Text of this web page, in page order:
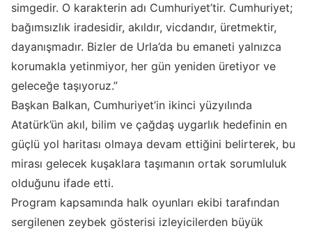
simgedir. O karakterin adı Cumhuriyet’tir. Cumhuriyet;
bağımsızlık iradesidir, akıldır, vicdandır, üretmektir,
dayanışmadır. Bizler de Urla’da bu emaneti yalnızca
korumakla yetinmiyor, her gün yeniden üretiyor ve
geleceğe taşıyoruz.”
Başkan Balkan, Cumhuriyet’in ikinci yüzyılında
Atatürk’ün akıl, bilim ve çağdaş uygarlık hedefinin en
güçlü yol haritası olmaya devam ettiğini belirterek, bu
mirası gelecek kuşaklara taşımanın ortak sorumluluk
olduğunu ifade etti.
Program kapsamında halk oyunları ekibi tarafından
sergilenen zeybek gösterisi izleyicilerden büyük